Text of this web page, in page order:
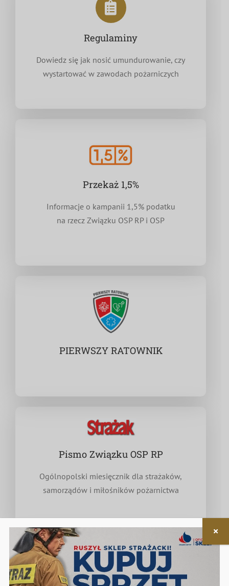
Regulaminy
Dowiedz się jak nosić umundurowanie, czy
wystartować w zawodach pożarniczych
Przekaż 1,5%
Informacje o kampanii 1,5% podatku
na rzecz Związku OSP RP i OSP
PIERWSZY RATOWNIK
Pismo Związku OSP RP
Ogólnopolski miesięcznik dla strażaków,
samorządów i miłośników pożarnictwa